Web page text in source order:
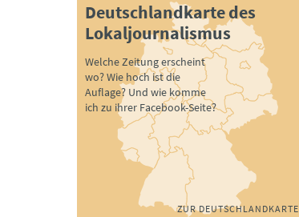
Deutschlandkarte des
Lokaljournalismus
Welche Zeitung erscheint
wo? Wie hoch ist die
Auflage? Und wie komme
ich zu ihrer Facebook-Seite?
ZUR DEUTSCHLANDKARTE